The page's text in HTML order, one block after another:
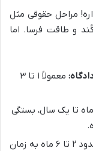
مراحل حقوقی مثل
و طاقت فرسا. اما
معمولاً ۱ تا ۳
از ۳ ماه تا یک سال، بستگی
حدود ۲ تا ۶ ماه به زمان